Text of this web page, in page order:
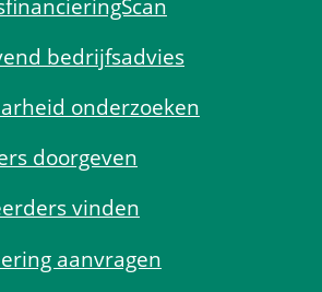
bedrijfs­advies
onder­zoeken
doorgeven
vinden
aanvragen